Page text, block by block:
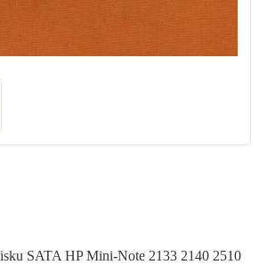
SATA HP Mini-Note 2133 2140 2510